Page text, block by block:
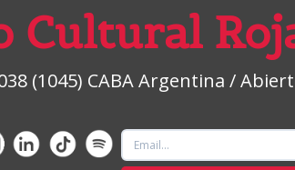
Cultural
(1045) CABA Argentina /